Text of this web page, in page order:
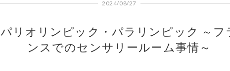
2024/08/27
パリオリンピック・パラリンピック ～フ
ンスでのセンサリールーム事情～